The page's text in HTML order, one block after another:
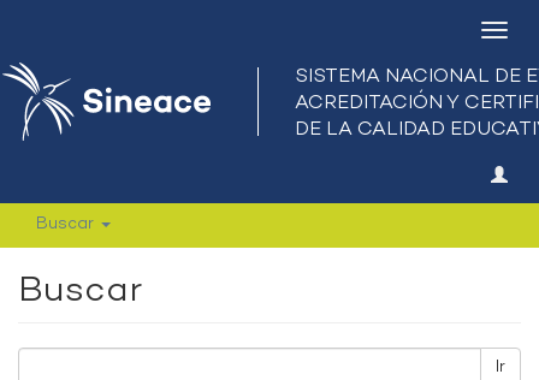
Buscar
Buscar
Ir